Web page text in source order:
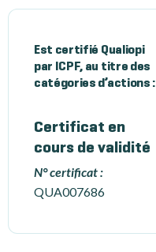
Est certifié Qualiopi
par ICPF, au titre des
catégories d’actions :
Certificat en
cours de validité
N° certificat :
QUA007686